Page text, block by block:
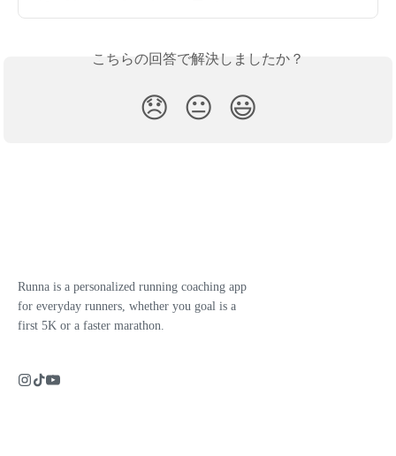
こちらの回答で解決しましたか？
😞 😐 😃
Runna is a personalized running coaching app
for everyday runners, whether you goal is a
first 5K or a faster marathon.